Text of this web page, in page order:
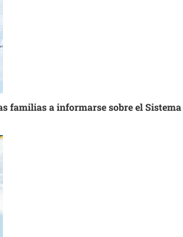
familias a informarse sobre el